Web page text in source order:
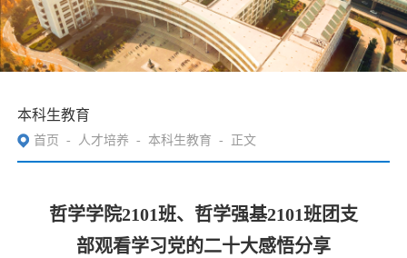
本科生教育
首页 - 人才培养 - 本科生教育 - 正文
哲学学院2101班、哲学强基2101班团支
部观看学习党的二十大感悟分享